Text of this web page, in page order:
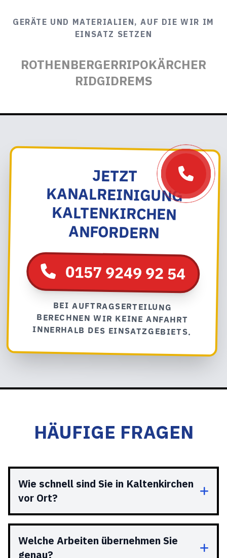
GERÄTE UND MATERIALIEN, AUF DIE WIR IM
EINSATZ SETZEN
ROTHENBERGERRIPOKÄRCHER
RIDGIDREMS
JETZT
KANALREINIGUNG
KALTENKIRCHEN
ANFORDERN
0157 9249 92 54
BEI AUFTRAGSERTEILUNG
BERECHNEN WIR KEINE ANFAHRT
INNERHALB DES EINSATZGEBIETS.
HÄUFIGE FRAGEN
Wie schnell sind Sie in Kaltenkirchen
vor Ort?
Welche Arbeiten übernehmen Sie
genau?